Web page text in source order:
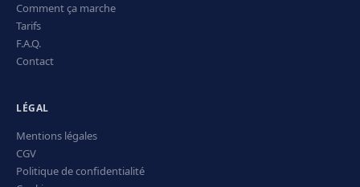
Comment ça marche
Tarifs
F.A.Q.
Contact
LÉGAL
Mentions légales
CGV
Politique de confidentialité